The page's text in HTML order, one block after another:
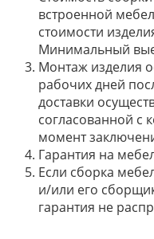
встроенной
стоимости
Минимальный
Монтаж изделия
рабочих дней
доставки
согласованной с
момент
Гарантия на
Если сборка
и/или его
гарантия не